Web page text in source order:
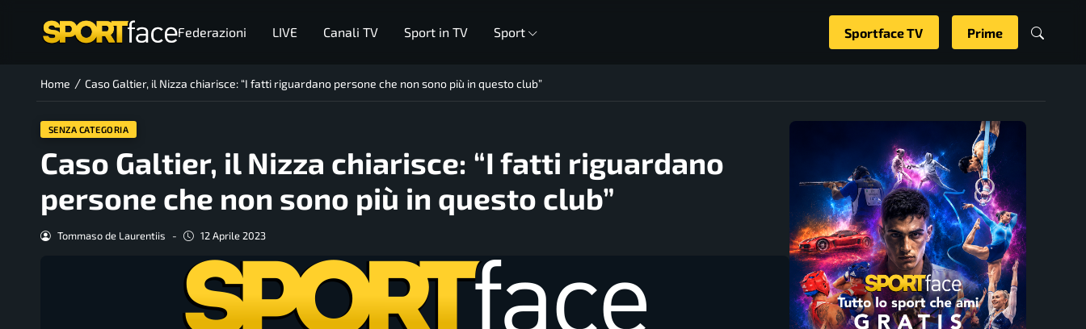
Federazioni LIVE Canali TV Sport in TV Sport Sportface TV Prime
Home / Caso Galtier, il Nizza chiarisce: “I fatti riguardano persone che non sono più in questo club”
SENZA CATEGORIA
Caso Galtier, il Nizza chiarisce: “I fatti riguardano
persone che non sono più in questo club”
Tommaso de Laurentiis - 12 Aprile 2023